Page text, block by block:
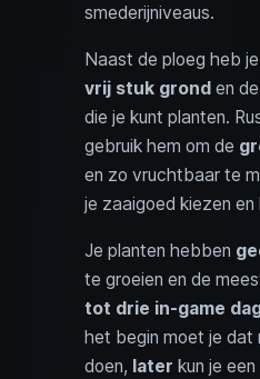
smederijniveaus.
Naast de ploeg heb
vrij stuk grond en
die je kunt planten.
gebruik hem om de
en zo vruchtbaar te
je zaaigoed kiezen en
Je planten hebben
te groeien en de
tot drie in‑game
het begin moet je dat
doen, later kun je een